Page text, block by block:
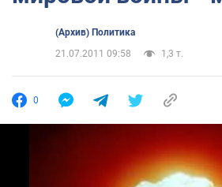
(Архив) Политика
21.07.2011 09:58
1,3 т.
0